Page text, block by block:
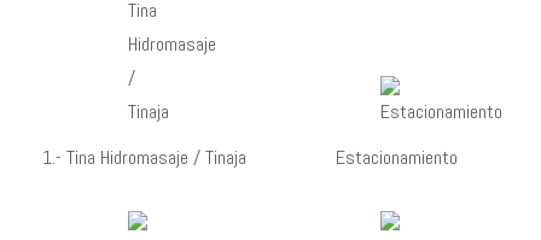
1.- Tina Hidromasaje / Tinaja Estacionamiento